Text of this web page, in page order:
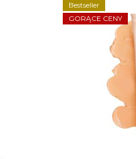
Bestseller
GORĄCE CENY